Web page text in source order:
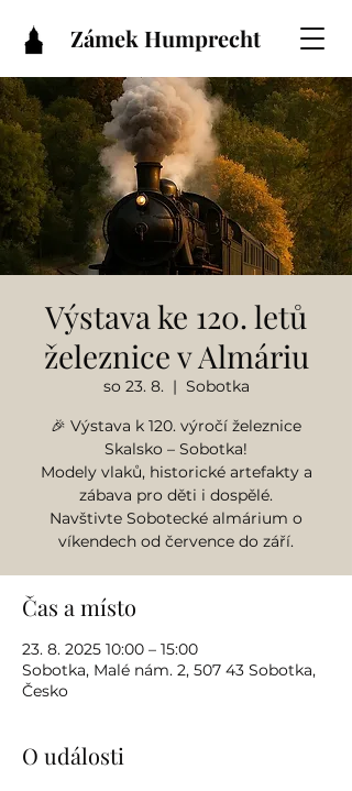
Zámek Humprecht
Výstava ke 120. letů
železnice v Almáriu
so 23. 8.
  |
Sobotka
🎉 Výstava k 120. výročí železnice
Skalsko – Sobotka!
Modely vlaků, historické artefakty a
zábava pro děti i dospělé.
Navštivte Sobotecké almárium o
víkendech od července do září.
Čas a místo
23. 8. 2025 10:00 – 15:00
Sobotka, Malé nám. 2, 507 43 Sobotka,
Česko
O události